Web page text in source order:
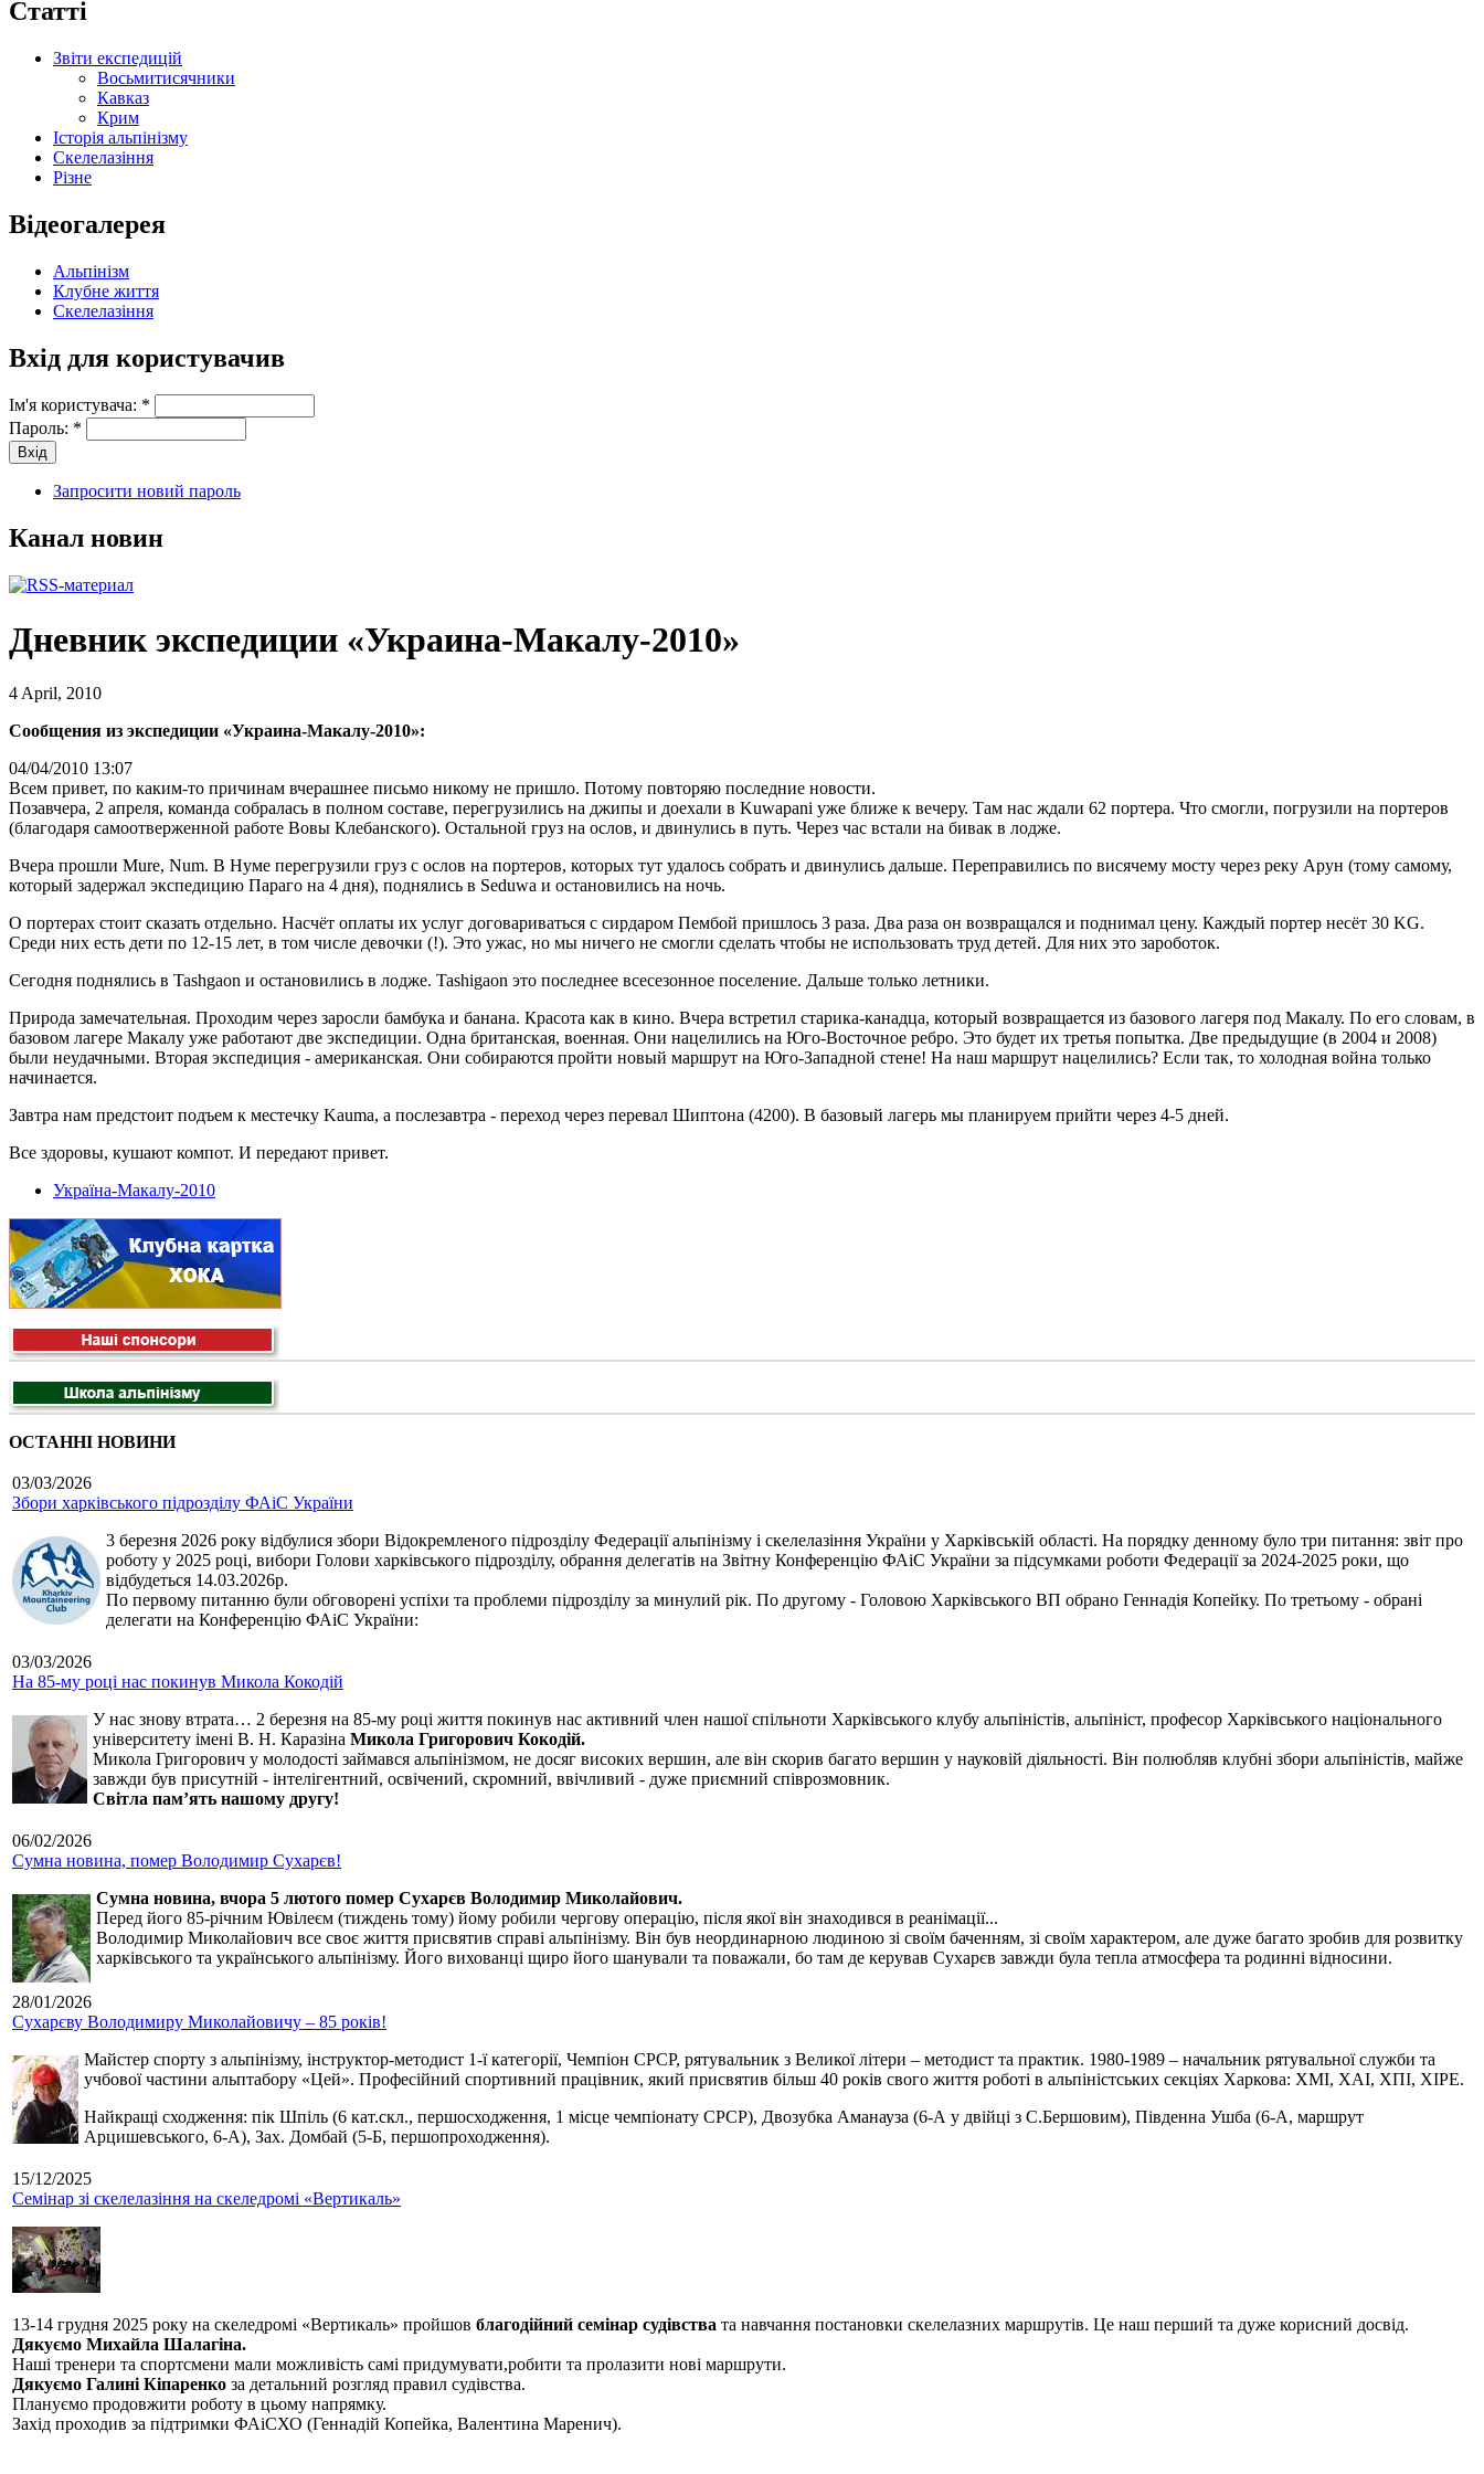
Статті
Звіти експедицій
Восьмитисячники
Кавказ
Крим
Історія альпінізму
Скелелазіння
Різне
Відеогалерея
Альпінізм
Клубне життя
Скелелазіння
Вхід для користувачив
Ім'я користувача: *
Пароль: *
Запросити новий пароль
Канал новин
Дневник экспедиции «Украина-Макалу-2010»
4 April, 2010
Сообщения из экспедиции «Украина-Макалу-2010»:
04/04/2010 13:07
Всем привет, по каким-то причинам вчерашнее письмо никому не пришло. Потому повторяю последние новости.
Позавчера, 2 апреля, команда собралась в полном составе, перегрузились на джипы и доехали в Kuwapani уже ближе к вечеру. Там нас ждали 62 портера. Что смогли, погрузили на портеров
(благодаря самоотверженной работе Вовы Клебанского). Остальной груз на ослов, и двинулись в путь. Через час встали на бивак в лодже.
Вчера прошли Mure, Num. В Нуме перегрузили груз с ослов на портеров, которых тут удалось собрать и двинулись дальше. Переправились по висячему мосту через реку Арун (тому самому,
который задержал экспедицию Параго на 4 дня), поднялись в Seduwa и остановились на ночь.
О портерах стоит сказать отдельно. Насчёт оплаты их услуг договариваться с сирдаром Пембой пришлось 3 раза. Два раза он возвращался и поднимал цену. Каждый портер несёт 30 KG.
Среди них есть дети по 12-15 лет, в том числе девочки (!). Это ужас, но мы ничего не смогли сделать чтобы не использовать труд детей. Для них это зароботок.
Сегодня поднялись в Tashgaon и остановились в лодже. Tashigaon это последнее всесезонное поселение. Дальше только летники.
Природа замечательная. Проходим через заросли бамбука и банана. Красота как в кино. Вчера встретил старика-канадца, который возвращается из базового лагеря под Макалу. По его словам, в
базовом лагере Макалу уже работают две экспедиции. Одна британская, военная. Они нацелились на Юго-Восточное ребро. Это будет их третья попытка. Две предыдущие (в 2004 и 2008)
были неудачными. Вторая экспедиция - американская. Они собираются пройти новый маршрут на Юго-Западной стене! На наш маршрут нацелились? Если так, то холодная война только
начинается.
Завтра нам предстоит подъем к местечку Kauma, а послезавтра - переход через перевал Шиптона (4200). В базовый лагерь мы планируем прийти через 4-5 дней.
Все здоровы, кушают компот. И передают привет.
Україна-Макалу-2010
ОСТАННІ НОВИНИ
03/03/2026
Збори харківського підрозділу ФАіС України
3 березня 2026 року відбулися збори Відокремленого підрозділу Федерації альпінізму і скелелазіння України у Харківській області. На порядку денному було три питання: звіт про
роботу у 2025 році, вибори Голови харківського підрозділу, обрання делегатів на Звітну Конференцію ФАіС України за підсумками роботи Федерації за 2024-2025 роки, що
відбудеться 14.03.2026р.
По первому питанню були обговорені успіхи та проблеми підрозділу за минулий рік. По другому - Головою Харківського ВП обрано Геннадія Копейку. По третьому - обрані
делегати на Конференцію ФАіС України:
03/03/2026
На 85-му році нас покинув Микола Кокодій
У нас знову втрата… 2 березня на 85-му році життя покинув нас активний член нашої спільноти Харківського клубу альпіністів, альпініст, професор Харківського національного
університету імені В. Н. Каразіна Микола Григорович Кокодій.
Микола Григорович у молодості займався альпінізмом, не досяг високих вершин, але він скорив багато вершин у науковій діяльності. Він полюбляв клубні збори альпіністів, майже
завжди був присутній - інтелігентний, освічений, скромний, ввічливий - дуже приємний співрозмовник.
Світла пам’ять нашому другу!
06/02/2026
Сумна новина, помер Володимир Сухарєв!
Сумна новина, вчора 5 лютого помер Сухарєв Володимир Миколайович.
Перед його 85-річним Ювілеєм (тиждень тому) йому робили чергову операцію, після якої він знаходився в реанімації...
Володимир Миколайович все своє життя присвятив справі альпінізму. Він був неординарною людиною зі своїм баченням, зі своїм характером, але дуже багато зробив для розвитку
харківського та українського альпінізму. Його вихованці щиро його шанували та поважали, бо там де керував Сухарєв завжди була тепла атмосфера та родинні відносини.
28/01/2026
Сухарєву Володимиру Миколайовичу – 85 років!
Майстер спорту з альпінізму, інструктор-методист 1-ї категорії, Чемпіон СРСР, рятувальник з Великої літери – методист та практик. 1980-1989 – начальник рятувальної служби та
учбової частини альптабору «Цей». Професійний спортивний працівник, який присвятив більш 40 років свого життя роботі в альпіністських секціях Харкова: ХМІ, ХАІ, ХПІ, ХІРЕ.
Найкращі сходження: пік Шпіль (6 кат.скл., першосходження, 1 місце чемпіонату СРСР), Двозубка Аманауза (6-А у двійці з С.Бершовим), Південна Ушба (6-А, маршрут
Арцишевського, 6-А), Зах. Домбай (5-Б, першопроходження).
15/12/2025
Семінар зі скелелазіння на скеледромі «Вертикаль»
13-14 грудня 2025 року на скеледромі «Вертикаль» пройшов благодійний семінар судівства та навчання постановки скелелазних маршрутів. Це наш перший та дуже корисний досвід.
Дякуємо Михайла Шалагіна.
Наші тренери та спортсмени мали можливість самі придумувати,робити та пролазити нові маршрути.
Дякуємо Галині Кіпаренко за детальний розгляд правил судівства.
Плануємо продовжити роботу в цьому напрямку.
Захід проходив за підтримки ФАіСХО (Геннадій Копейка, Валентина Маренич).